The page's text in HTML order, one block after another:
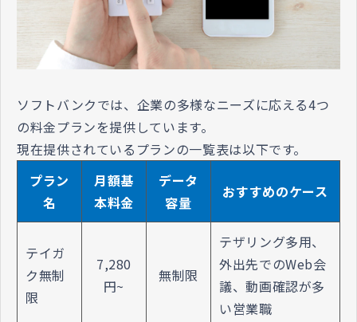
ソフトバンクでは、企業の多様なニーズに応える4つ
の料金プランを提供しています。
現在提供されているプランの一覧表は以下です。
プラン
名
月額基
本料金
データ
容量
おすすめのケース
テイガ
ク無制
限
7,280
円~
無制限
テザリング多用、
外出先でのWeb会
議、動画確認が多
い営業職